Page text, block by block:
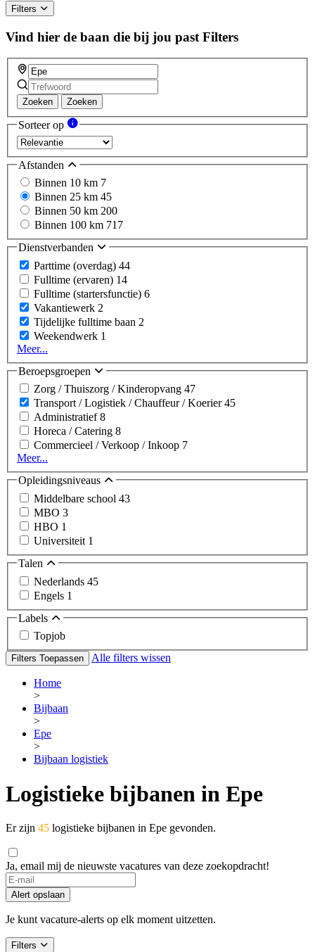
Filters
Vind hier de baan die bij jou past Filters
Zoeken Zoeken
Sorteer op
Afstanden
Binnen 10 km 7
Binnen 25 km 45
Binnen 50 km 200
Binnen 100 km 717
Dienstverbanden
Parttime (overdag) 44
Fulltime (ervaren) 14
Fulltime (startersfunctie) 6
Vakantiewerk 2
Tijdelijke fulltime baan 2
Weekendwerk 1
Meer...
Beroepsgroepen
Zorg / Thuiszorg / Kinderopvang 47
Transport / Logistiek / Chauffeur / Koerier45
Administratief8
Horeca / Catering 8
Commercieel / Verkoop / Inkoop 7
Meer...
Opleidingsniveaus
Middelbare school 43
MBO 3
HBO 1
Universiteit 1
Talen
Nederlands 45
Engels 1
Labels
Topjob
Filters Toepassen Alle filters wissen
Home
>
Bijbaan
>
Epe
>
Bijbaan logistiek
Logistieke bijbanen in Epe
Er zijn 45 logistieke bijbanen in Epe gevonden.
Ja, email mij de nieuwste vacatures van deze zoekopdracht!
Alert opslaan
Je kunt vacature-alerts op elk moment uitzetten.
Filters